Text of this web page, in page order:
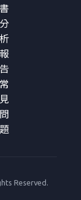
書
分
析
報
告
常
見
問
題
Reserved.